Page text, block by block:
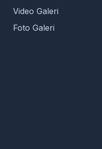
Video Galeri
Foto Galeri